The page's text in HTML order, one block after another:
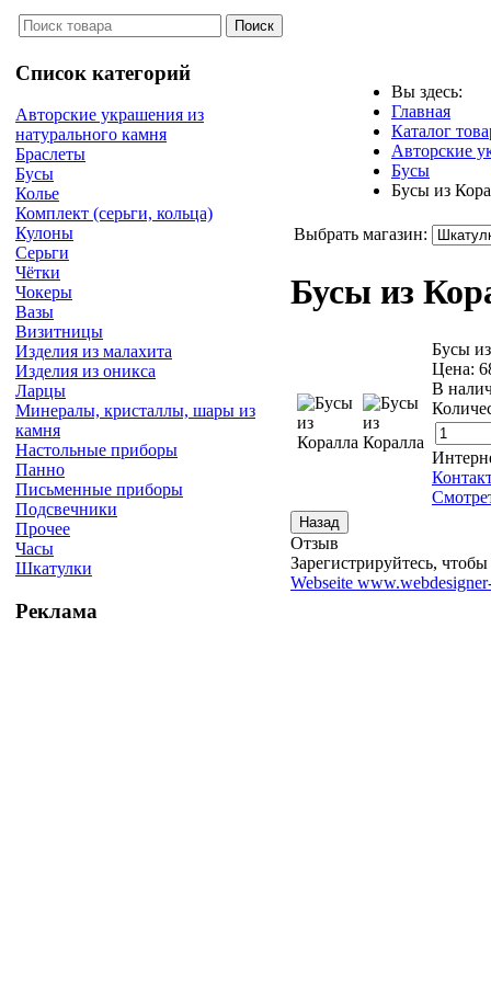
Список категорий
Авторские украшения из
натурального камня
Браслеты
Бусы
Колье
Комплект (серьги, кольца)
Кулоны
Серьги
Чётки
Чокеры
Вазы
Визитницы
Изделия из малахита
Изделия из оникса
Ларцы
Минералы, кристаллы, шары из
камня
Настольные приборы
Панно
Письменные приборы
Подсвечники
Прочее
Часы
Шкатулки
Реклама
Вы здесь:
Главная
Каталог
Авторские
Бусы
Бусы из
Выбрать магазин:
Бусы из
Бусы
Цена:
В
Отзыв
Зарегистрируйтесь, чтобы
Webseite